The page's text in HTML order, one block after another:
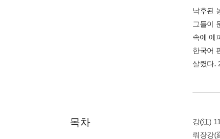
낙후된
그들이
속에 에
한국어
살렸다.
목차
강(江)
뤄장강(